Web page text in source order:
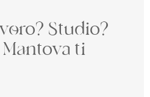
Studio?
Mantova ti